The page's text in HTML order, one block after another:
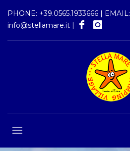
PHONE: +39.0565.1933666 | EMAIL:
info@stellamare.it |